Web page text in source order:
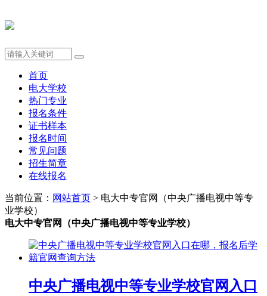
首页
电大学校
热门专业
报名条件
证书样本
报名时间
常见问题
招生简章
在线报名
当前位置： 网站首页 > 电大中专官网（中央广播电视中等专
业学校）
电大中专官网（中央广播电视中等专业学校）
中央广播电视中等专业学校官网入口